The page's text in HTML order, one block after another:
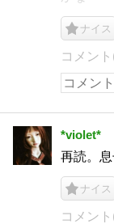
ナイス
コメン
*violet*
再読。
ナイス
コメン